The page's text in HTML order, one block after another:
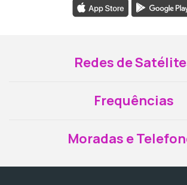
Redes de
Frequências
Moradas e